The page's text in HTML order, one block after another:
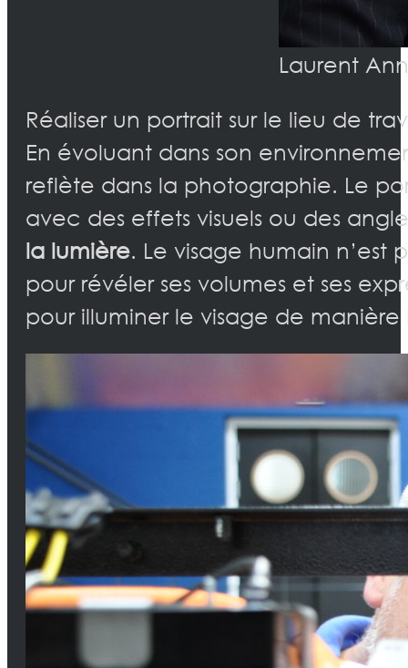
Laurent
Réaliser un portrait sur le lieu de
En évoluant dans son
reflète dans la photographie. Le
avec des effets visuels ou des
la lumière. Le visage humain
pour révéler ses volumes et ses
pour illuminer le visage de